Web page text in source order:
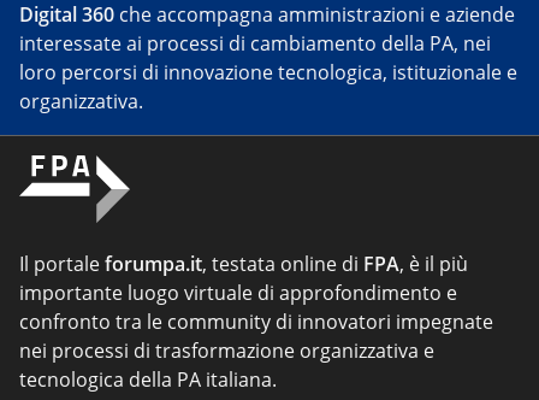
Digital 360 che accompagna amministrazioni e aziende
interessate ai processi di cambiamento della PA, nei
loro percorsi di innovazione tecnologica, istituzionale e
organizzativa.
Il portaleforumpa.it, testata online di FPA, è il più
importante luogo virtuale di approfondimento e
confronto tra le community di innovatori impegnate
nei processi di trasformazione organizzativa e
tecnologica della PA italiana.